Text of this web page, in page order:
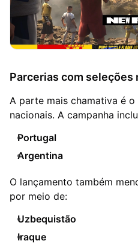
Parcerias com seleções
A parte mais chamativa é
nacionais. A campanha
Portugal
Argentina
O lançamento também
por meio de:
Uzbequistão
Iraque